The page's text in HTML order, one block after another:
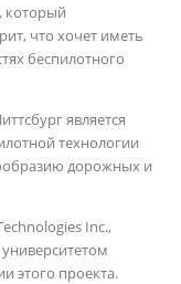
который
что хочет иметь
беспилотного
является
технологии
дорожных и
Inc.,
этого проекта.